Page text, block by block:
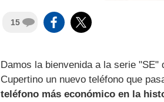
15
Damos la bienvenida a la serie "SE"
Cupertino un nuevo teléfono que
teléfono más económico en la